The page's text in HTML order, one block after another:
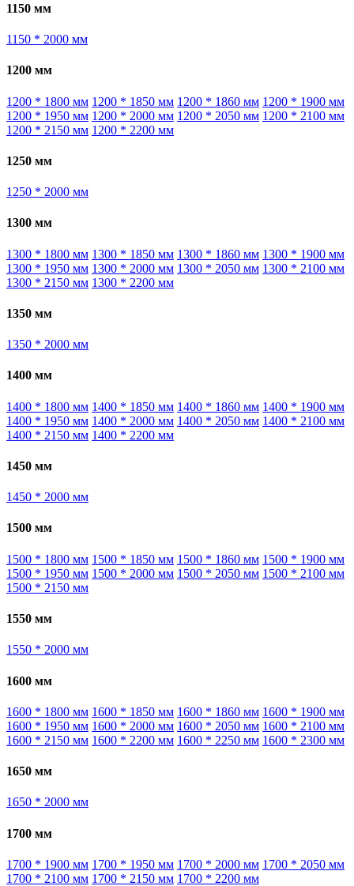
1150 мм
1150 * 2000 мм
1200 мм
1200 * 1800 мм 1200 * 1850 мм 1200 * 1860 мм 1200 * 1900 мм
1200 * 1950 мм 1200 * 2000 мм 1200 * 2050 мм 1200 * 2100 мм
1200 * 2150 мм 1200 * 2200 мм
1250 мм
1250 * 2000 мм
1300 мм
1300 * 1800 мм 1300 * 1850 мм 1300 * 1860 мм 1300 * 1900 мм
1300 * 1950 мм 1300 * 2000 мм 1300 * 2050 мм 1300 * 2100 мм
1300 * 2150 мм 1300 * 2200 мм
1350 мм
1350 * 2000 мм
1400 мм
1400 * 1800 мм 1400 * 1850 мм 1400 * 1860 мм 1400 * 1900 мм
1400 * 1950 мм 1400 * 2000 мм 1400 * 2050 мм 1400 * 2100 мм
1400 * 2150 мм 1400 * 2200 мм
1450 мм
1450 * 2000 мм
1500 мм
1500 * 1800 мм 1500 * 1850 мм 1500 * 1860 мм 1500 * 1900 мм
1500 * 1950 мм 1500 * 2000 мм 1500 * 2050 мм 1500 * 2100 мм
1500 * 2150 мм
1550 мм
1550 * 2000 мм
1600 мм
1600 * 1800 мм 1600 * 1850 мм 1600 * 1860 мм 1600 * 1900 мм
1600 * 1950 мм 1600 * 2000 мм 1600 * 2050 мм 1600 * 2100 мм
1600 * 2150 мм 1600 * 2200 мм 1600 * 2250 мм 1600 * 2300 мм
1650 мм
1650 * 2000 мм
1700 мм
1700 * 1900 мм 1700 * 1950 мм 1700 * 2000 мм 1700 * 2050 мм
1700 * 2100 мм 1700 * 2150 мм 1700 * 2200 мм